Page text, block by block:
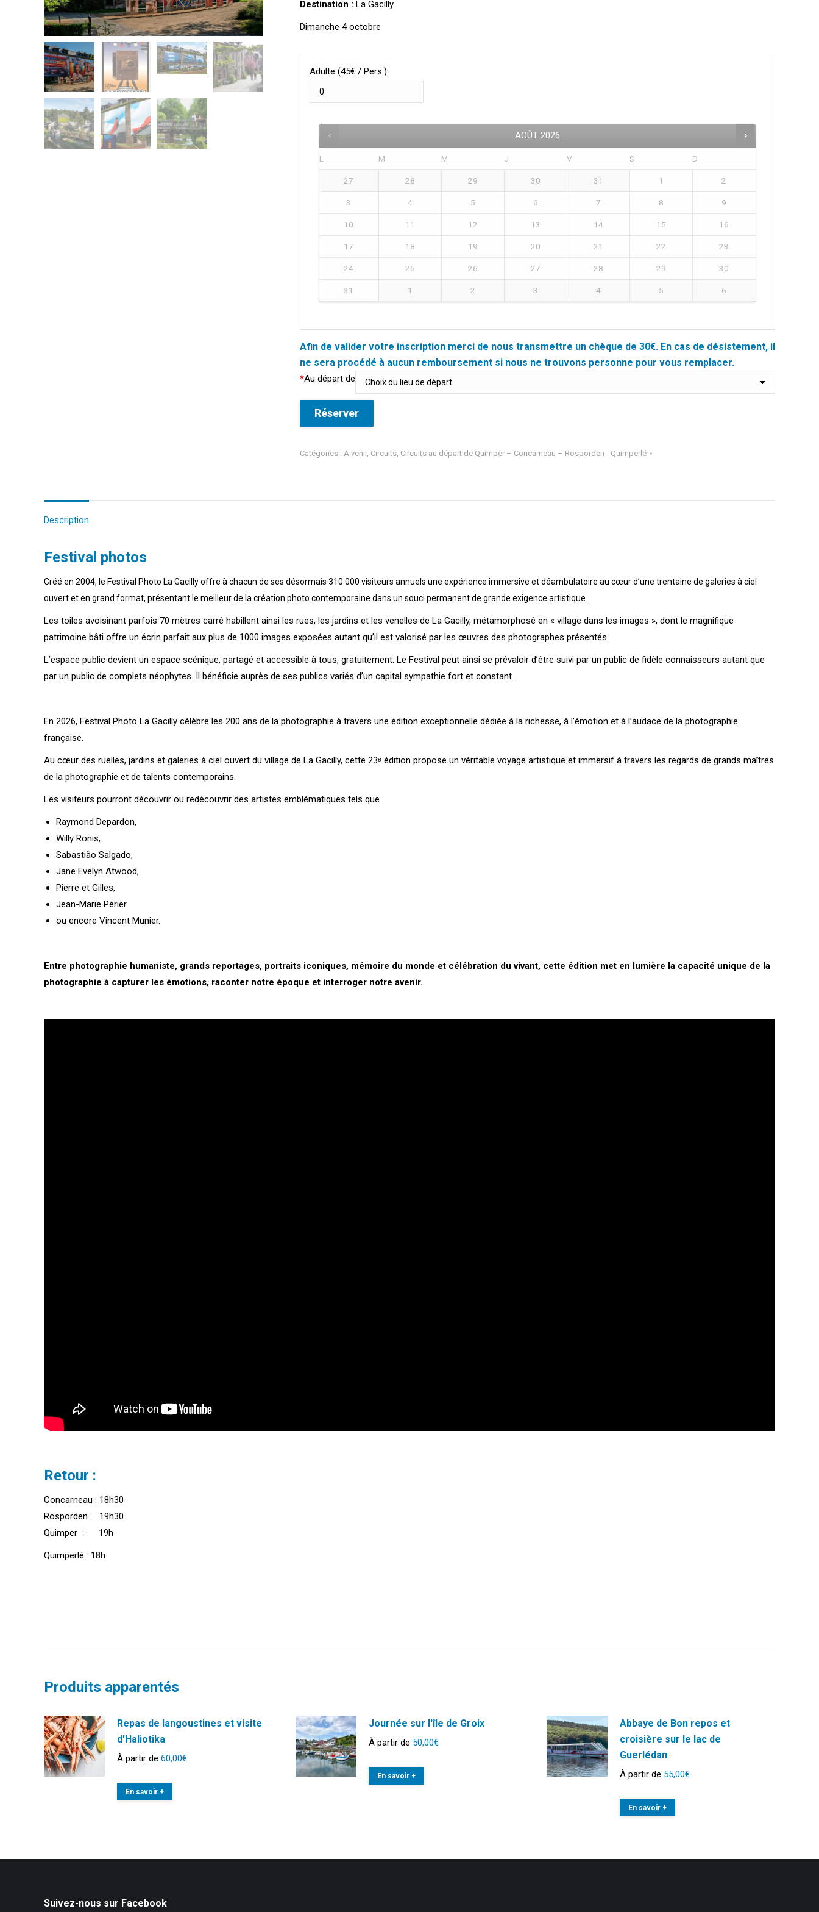
Destination : La Gacilly
Dimanche 4 octobre
Adulte (45€ / Pers.):
AOÛT 2026
L M M J V S D
27 28 29 30 31 1 2
3 4 5 6 7 8 9
10 11 12 13 14 15 16
17 18 19 20 21 22 23
24 25 26 27 28 29 30
31 1 2 3 4 5 6
Afin de valider votre inscription merci de nous transmettre un chèque de 30€. En cas de désistement, il
ne sera procédé à aucun remboursement si nous ne trouvons personne pour vous remplacer.
*Au départ de
Réserver
Catégories : A venir, Circuits, Circuits au départ de Quimper – Concarneau – Rosporden - Quimperlé
Description
Festival photos
Créé en 2004, le Festival Photo La Gacilly offre à chacun de ses désormais 310 000 visiteurs annuels une expérience immersive et déambulatoire au cœur d’une trentaine de galeries à ciel
ouvert et en grand format, présentant le meilleur de la création photo contemporaine dans un souci permanent de grande exigence artistique.
Les toiles avoisinant parfois 70 mètres carré habillent ainsi les rues, les jardins et les venelles de La Gacilly, métamorphosé en « village dans les images », dont le magnifique
patrimoine bâti offre un écrin parfait aux plus de 1000 images exposées autant qu’il est valorisé par les œuvres des photographes présentés.
L’espace public devient un espace scénique, partagé et accessible à tous, gratuitement. Le Festival peut ainsi se prévaloir d’être suivi par un public de fidèle connaisseurs autant que
par un public de complets néophytes. Il bénéficie auprès de ses publics variés d’un capital sympathie fort et constant.
En 2026, Festival Photo La Gacilly célèbre les 200 ans de la photographie à travers une édition exceptionnelle dédiée à la richesse, à l’émotion et à l’audace de la photographie
française.
Au cœur des ruelles, jardins et galeries à ciel ouvert du village de La Gacilly, cette 23ᵉ édition propose un véritable voyage artistique et immersif à travers les regards de grands maîtres
de la photographie et de talents contemporains.
Les visiteurs pourront découvrir ou redécouvrir des artistes emblématiques tels que
Raymond Depardon,
Willy Ronis,
Sabastião Salgado,
Jane Evelyn Atwood,
Pierre et Gilles,
Jean-Marie Périer
ou encore Vincent Munier.
Entre photographie humaniste, grands reportages, portraits iconiques, mémoire du monde et célébration du vivant, cette édition met en lumière la capacité unique de la
photographie à capturer les émotions, raconter notre époque et interroger notre avenir.
Retour :
Concarneau : 18h30
Rosporden : 19h30
Quimper : 19h
Quimperlé : 18h
Produits apparentés
Repas de langoustines et visite
d'Haliotika
À partir de 60,00€
En savoir +
Journée sur l'île de Groix
À partir de 50,00€
En savoir +
Abbaye de Bon repos et
croisière sur le lac de
Guerlédan
À partir de 55,00€
En savoir +
Suivez-nous sur Facebook